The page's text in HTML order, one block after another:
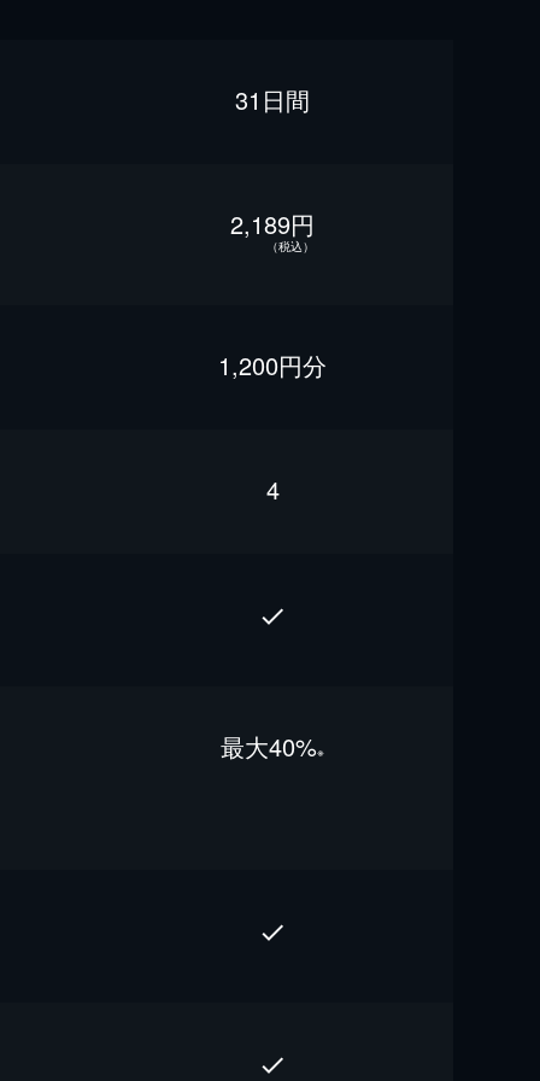
31日間
2,189円
（税込）
1,200円分
4
最⼤40%※